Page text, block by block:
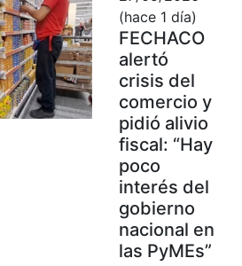
(hace 1 día)
FECHACO
alertó
crisis del
comercio y
pidió alivio
fiscal: “Hay
poco
interés del
gobierno
nacional en
las PyMEs”